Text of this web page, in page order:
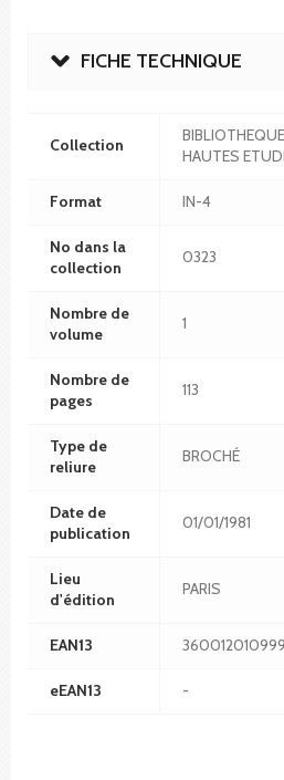
FICHE TECHNIQUE
Collection
HAUTES
Format IN-4
No dans la
collection
0323
Nombre de
volume
1
Nombre de
pages
113
Type de
reliure
BROCHÉ
Date de
publication
01/01/1981
Lieu
d'édition
PARIS
EAN13
eEAN13 -